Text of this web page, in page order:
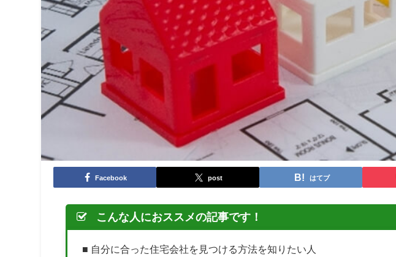
Facebook post はてブ
こんな人におススメの記事です！
■ 自分に合った住宅会社を見つける方法を知りたい人